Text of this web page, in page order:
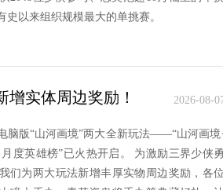
史以来组织规模最大的单挑赛。
实体周边奖励！ 2026-08-
脑版“山河画境”两大全新玩法——“山河画境·
度英雄榜”已火热开启。 为激励三界少侠勇
们为两大玩法新增丰厚实物周边奖励，各位